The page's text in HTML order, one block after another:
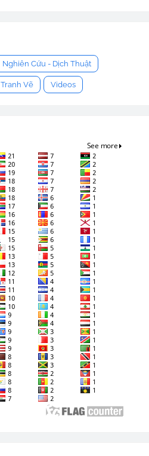
Nghiên Cứu - Dịch Thuật
Tranh Vẽ Videos